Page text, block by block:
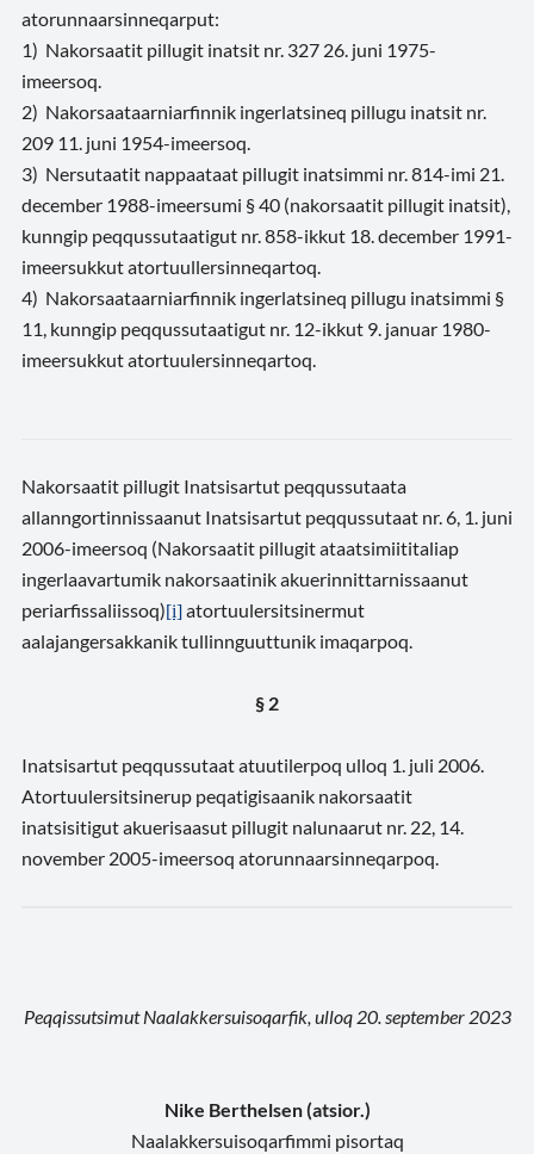
atorunnaarsinneqarput:
1) Nakorsaatit pillugit inatsit nr. 327 26. juni 1975-
imeersoq.
2) Nakorsaataarniarfinnik ingerlatsineq pillugu inatsit nr.
209 11. juni 1954-imeersoq.
3) Nersutaatit nappaataat pillugit inatsimmi nr. 814-imi 21.
december 1988-imeersumi § 40 (nakorsaatit pillugit inatsit),
kunngip peqqussutaatigut nr. 858-ikkut 18. december 1991-
imeersukkut atortuullersinneqartoq.
4) Nakorsaataarniarfinnik ingerlatsineq pillugu inatsimmi §
11, kunngip peqqussutaatigut nr. 12-ikkut 9. januar 1980-
imeersukkut atortuulersinneqartoq.
Nakorsaatit pillugit Inatsisartut peqqussutaata
allanngortinnissaanut Inatsisartut peqqussutaat nr. 6, 1. juni
2006-imeersoq (Nakorsaatit pillugit ataatsimiititaliap
ingerlaavartumik nakorsaatinik akuerinnittarnissaanut
periarfissaliissoq)[i]atortuulersitsinermut
aalajangersakkanik tullinnguuttunik imaqarpoq.
§ 2
Inatsisartut peqqussutaat atuutilerpoq ulloq 1. juli 2006.
Atortuulersitsinerup peqatigisaanik nakorsaatit
inatsisitigut akuerisaasut pillugit nalunaarut nr. 22, 14.
november 2005-imeersoq atorunnaarsinneqarpoq.
Peqqissutsimut Naalakkersuisoqarfik, ulloq 20. september 2023
Nike Berthelsen (atsior.)
Naalakkersuisoqarfimmi pisortaq